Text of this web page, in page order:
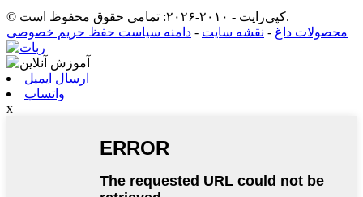
© کپی‌رایت - ۲۰۱۰-۲۰۲۶: تمامی حقوق محفوظ است.
محصولات داغ - نقشه سایت - دامنه سیاست حفظ حریم خصوصی
ارسال ایمیل
واتساپ
x